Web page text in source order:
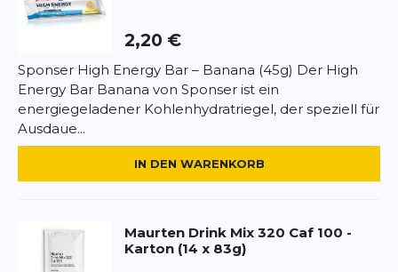
Salz
Antioxidationsmittel (Ascorbinsäure)
Nährwerte pro Riegel (40g):
Energie: 630kJ (150kcal)
Fett: 3,3g
davon gesättigte Fettsäuren: 0,5g
Kohlenhydrate: 27g
davon Zucker: 12g
Ballaststoffe: 3g
Anwendung:
2,20 €
Sponser High Energy Bar – Banana (45g) Der High
Energy Bar Banana von Sponser ist ein
energiegeladener Kohlenhydratriegel, der speziell für
Ausdaue...
IN DEN WARENKORB
Maurten Drink Mix 320 Caf 100 -
Karton (14 x 83g)